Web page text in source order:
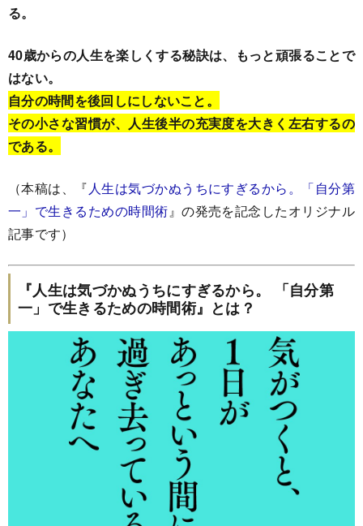
る。
40歳からの人生を楽しくする秘訣は、もっと頑張ることで
はない。
自分の時間を後回しにしないこと。
その小さな習慣が、人生後半の充実度を大きく左右するの
である。
（本稿は、『人生は気づかぬうちにすぎるから。「自分第
一」で生きるための時間術』の発売を記念したオリジナル
記事です）
『人生は気づかぬうちにすぎるから。 「自分第
一」で生きるための時間術』とは？